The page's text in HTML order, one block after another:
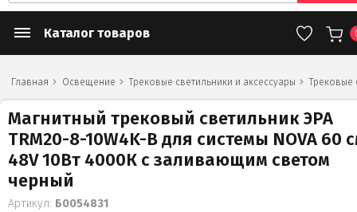
Каталог товаров
Главная Освещение Трековые светильники и аксессуары Трековые
Магнитный трековый светильник ЭРА
TRM20-8-10W4K-B для системы NOVA 60
48V 10Вт 4000К с заливающим светом
черный
Артикул: Б0054831